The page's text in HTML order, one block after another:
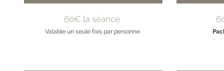
60€ la séance
Valable un seule fois par personne